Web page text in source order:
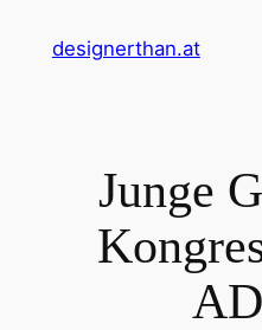
Inhaltdesignerthan.at
Junge